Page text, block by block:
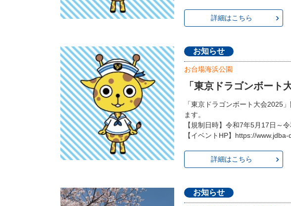
詳細はこちら
お知らせ
お台場海浜公園
「東京ドラゴンボート
「東京ドラゴンボート大会2025
ます。
【規制日時】令和7年5月17日～
【イベントHP】https://
詳細はこちら
お知らせ